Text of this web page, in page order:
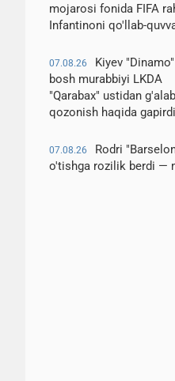
mojarosi fonida FIFA
Infantinoni qo'llab-
07.08.26
Kiyev
bosh murabbiyi LKDA
"Qarabax" ustidan
qozonish haqida gapirdi
07.08.26
Rodri
o'tishga rozilik berdi —